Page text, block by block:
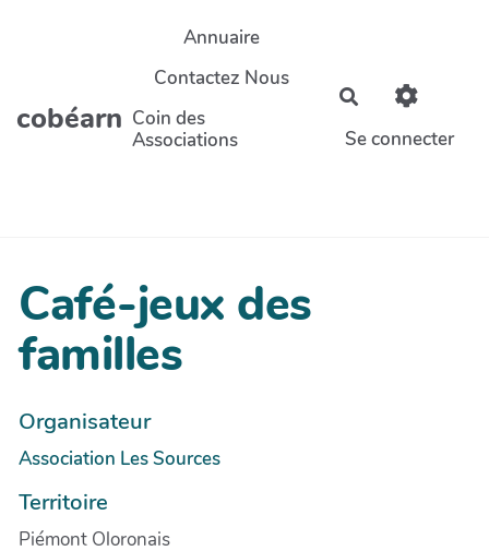
Aller au contenu principal
cobéarn
Annuaire
Contactez Nous
Coin des
Associations
Rechercher
Se connecter
Café-jeux des
familles
Organisateur
Association Les Sources
Territoire
Piémont Oloronais